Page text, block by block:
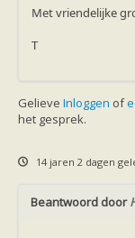
Ruige
Knutselen
Spelletjes
Weetjes
Links
Met vriendelijke
T
Gelieve Inloggen of
het gesprek.
14 jaren 2 dagen
Beantwoord door